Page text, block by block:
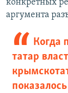
конкретных
аргумента
Когда
татар